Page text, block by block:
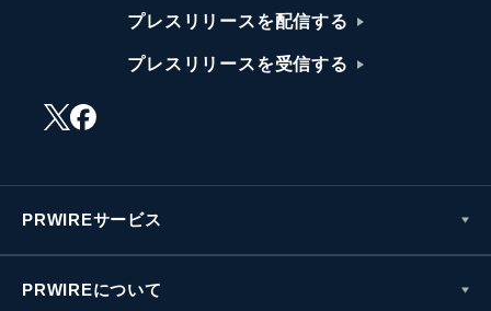
プレスリリースを配信する
プレスリリースを受信する
PRWIREサービス
PRWIREについて